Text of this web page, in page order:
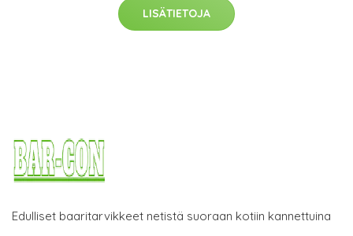
LISÄTIETOJA
Edulliset baaritarvikkeet netistä suoraan kotiin kannettuina